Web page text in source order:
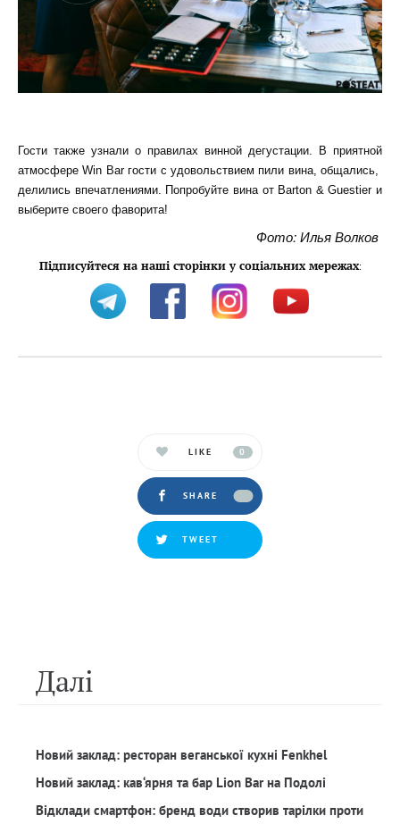
Гости также узнали о правилах винной дегустации. В приятной
атмосфере Win Bar гости с удовольствием пили вина, общались,
делились впечатлениями. Попробуйте вина от Barton & Guestier и
выберите своего фаворита!
Фото: Илья Волков
Підписуйтеся на наші сторінки у соціальних мережах:
LIKE 0
SHARE
TWEET
Далi
Новий заклад: ресторан веганської кухні Fenkhel
Новий заклад: кав‘ярня та бар Lion Bar на Подолі
Відклади смартфон: бренд води створив тарілки проти